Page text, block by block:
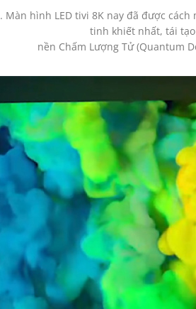
hình LED tivi 8K nay đã được
tinh khiết nhất, tái
nền Chấm Lượng Tử (Quantum